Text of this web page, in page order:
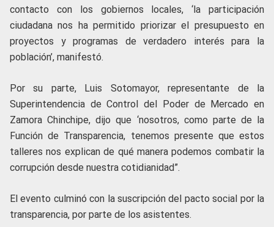
contacto con los gobiernos locales, ‘la participación
ciudadana nos ha permitido priorizar el presupuesto en
proyectos y programas de verdadero interés para la
población’, manifestó.
Por su parte, Luis Sotomayor, representante de la
Superintendencia de Control del Poder de Mercado en
Zamora Chinchipe, dijo que ‘nosotros, como parte de la
Función de Transparencia, tenemos presente que estos
talleres nos explican de qué manera podemos combatir la
corrupción desde nuestra cotidianidad”.
El evento culminó con la suscripción del pacto social por la
transparencia, por parte de los asistentes.